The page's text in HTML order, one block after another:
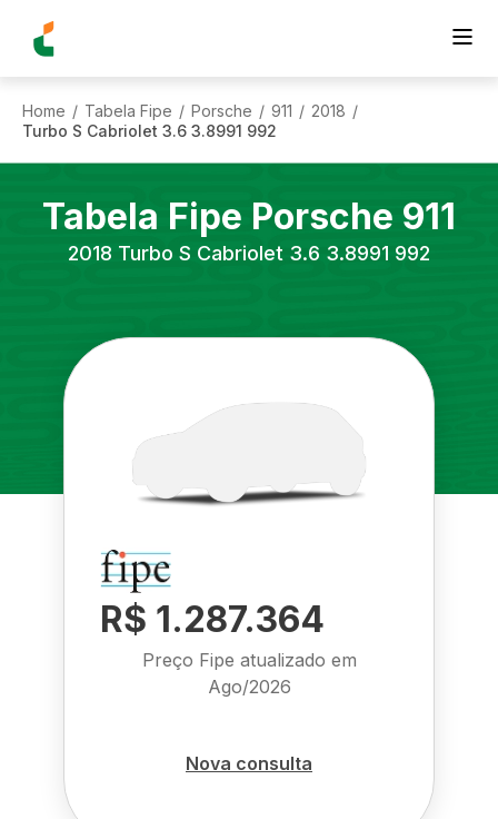
Home / Tabela Fipe / Porsche / 911 / 2018 /
Turbo S Cabriolet 3.6 3.8991 992
Tabela Fipe Porsche 911
2018 Turbo S Cabriolet 3.6 3.8991 992
R$ 1.287.364
Preço Fipe atualizado em
Ago/2026
Nova consulta